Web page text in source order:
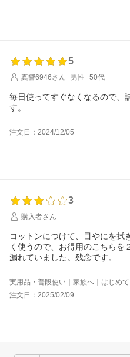
5
真響6946さん
男性 50代
毎日使ってすぐなくなるので、
す。
注文日：2024/12/05
3
購入者さん
コットンにつけて、目やにを拭
く使うので、お得用のこちらを
漏れていました。残念です。
商品を寝かせた状態でなく、
だければ、漏れないで届いたの
の締めが緩かったようです。
実用品・普段使い｜家族へ｜はじめて
注文日：2025/02/09